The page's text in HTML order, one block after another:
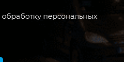
обработку персональных